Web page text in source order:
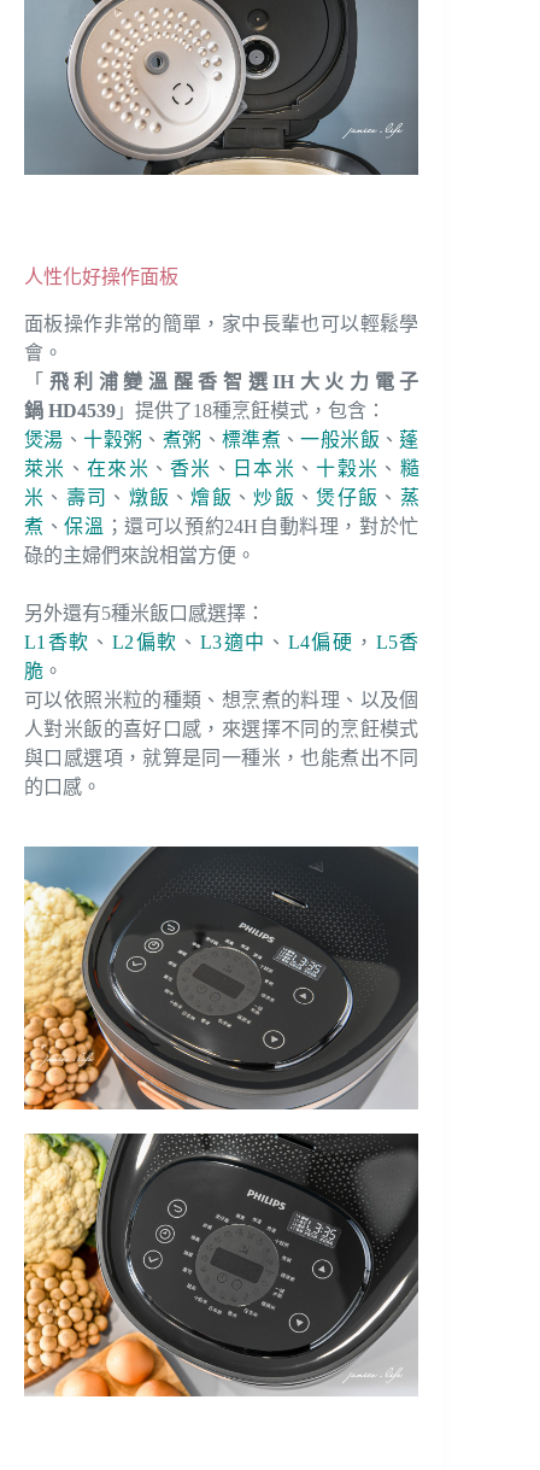
人性化好操作面板
面板操作非常的簡單，家中長輩也可以輕鬆學
會。
「 飛利浦變溫醒香智選IH大火力電子
鍋 HD4539 」提供了18種烹飪模式，包含：
煲湯 、十穀粥 、 煮粥 、 標準煮 、一般米飯 、 蓬
萊米 、 在來米 、香米 、 日本米 、十穀米 、 糙
米 、 壽司 、 燉飯 、燴飯 、炒飯 、煲仔飯 、 蒸
煮 、保溫 ；還可以預約24H自動料理，對於忙
碌的主婦們來說相當方便。
另外還有5種米飯口感選擇：
L1香軟 、 L2偏軟 、 L3適中 、 L4偏硬 ， L5香
脆 。
可以依照米粒的種類、想烹煮的料理、以及個
人對米飯的喜好口感，來選擇不同的烹飪模式
與口感選項，就算是同一種米，也能煮出不同
的口感。